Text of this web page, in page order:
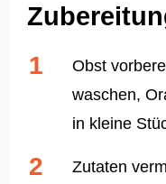
Obst
waschen,
in kleine
Zutaten